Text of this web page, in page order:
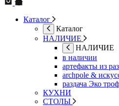
Каталог
Каталог
НАЛИЧИЕ
НАЛИЧИЕ
в наличии
артефакты из
archpole &
раздача Эко
КУХНИ
СТОЛЫ